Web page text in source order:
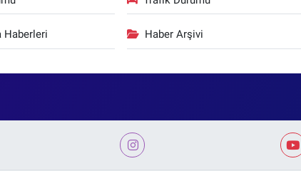
Haberleri Haber Arşivi